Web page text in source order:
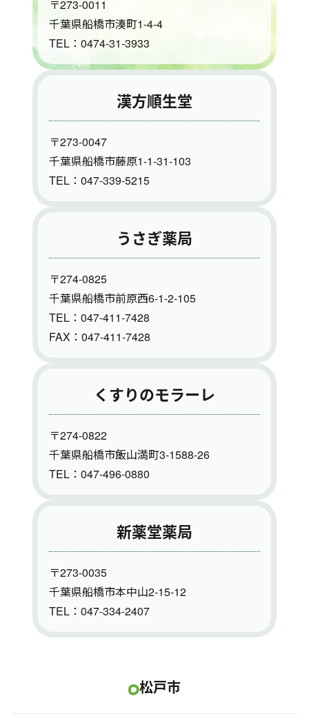
〒273-0011
千葉県船橋市湊町1-4-4
TEL：0474-31-3933
漢方順生堂
〒273-0047
千葉県船橋市藤原1-1-31-103
TEL：047-339-5215
うさぎ薬局
〒274-0825
千葉県船橋市前原西6-1-2-105
TEL：047-411-7428
FAX：047-411-7428
くすりのモラーレ
〒274-0822
千葉県船橋市飯山満町3-1588-26
TEL：047-496-0880
新薬堂薬局
〒273-0035
千葉県船橋市本中山2-15-12
TEL：047-334-2407
松戸市